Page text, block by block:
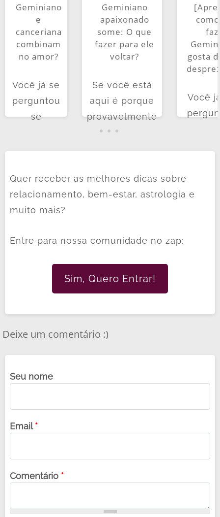
Geminiano
e
canceriana
combinam
no amor?
Você já se
perguntou
se
combinam
no
amor? Essa
dúvida
quem...
Geminiano
apaixonado
some: O que
fazer para ele
voltar?
Se você está
aqui é porque
provavelmente
viveu ou está
deixa qualquer
mulher...
gosta
Você
Ou
Quer receber as melhores dicas sobre
relacionamento, bem-estar, astrologia e
muito mais?
Entre para nossa comunidade no zap:
Sim, Quero Entrar!
Deixe um comentário :)
Seu nome
Email*
Comentário *